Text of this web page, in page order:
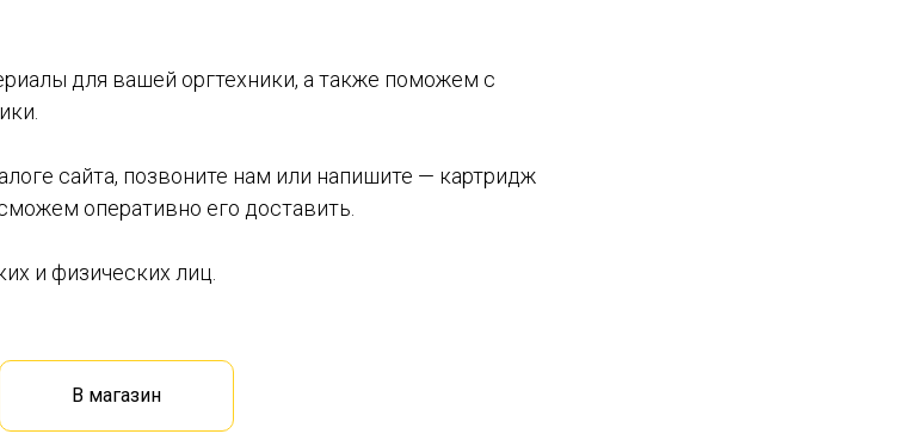
для вашей оргтехники, а также поможем с
сайта, позвоните нам или напишите — картридж
оперативно его доставить.
и физических лиц.
В магазин